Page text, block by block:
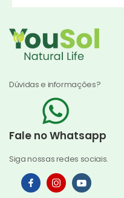
Dúvidas e informações?
Fale no Whatsapp
Siga nossas redes sociais.